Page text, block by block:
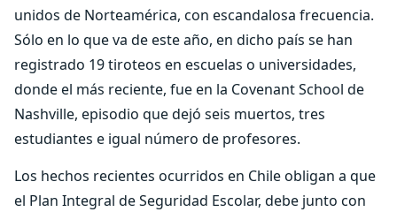
unidos de Norteamérica, con escandalosa frecuencia.
Sólo en lo que va de este año, en dicho país se han
registrado 19 tiroteos en escuelas o universidades,
donde el más reciente, fue en la Covenant School de
Nashville, episodio que dejó seis muertos, tres
estudiantes e igual número de profesores.
Los hechos recientes ocurridos en Chile obligan a que
el Plan Integral de Seguridad Escolar, debe junto con